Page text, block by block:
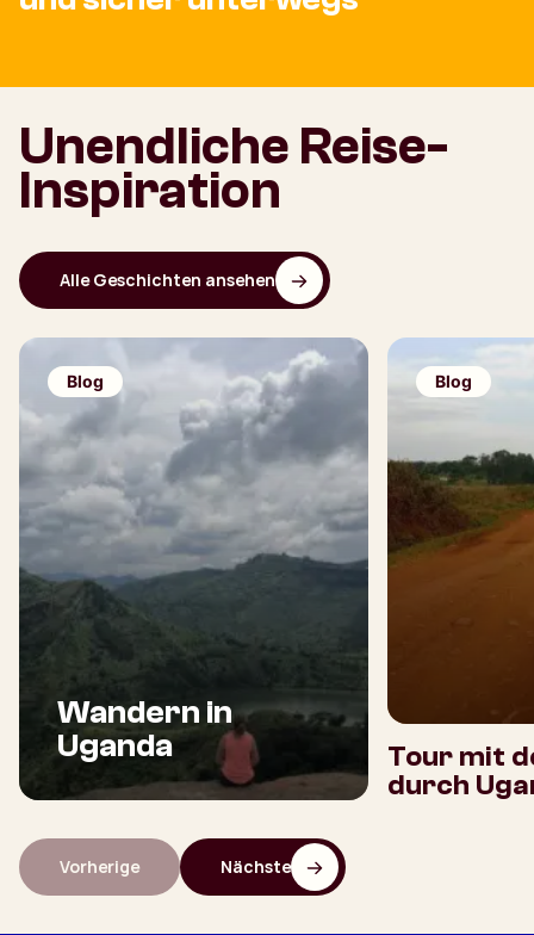
Unendliche Reise-
Inspiration
Alle Geschichten ansehen
Blog
Wandern in
Uganda
Blog
Tour mit
durch
Vorherige Nächste